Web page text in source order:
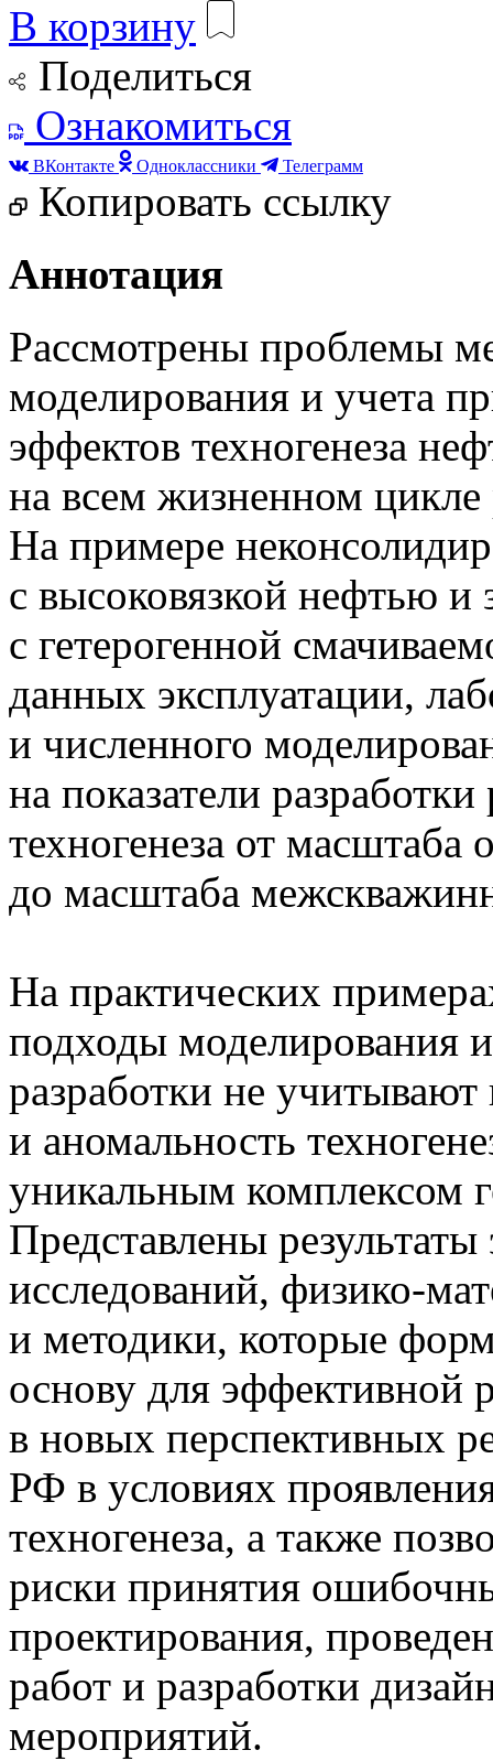
В корзину
Поделиться
Ознакомиться
ВКонтакте Одноклассники Телеграмм
Копировать ссылку
Аннотация
Рассмотрены проблемы
моделирования и учета
эффектов техногенеза
на всем жизненном
На примере
с высоковязкой нефтью и
с гетерогенной
данных эксплуатации,
и численного
на показатели
техногенеза от
до масштаба
На практических
подходы моделирования
разработки не
и аномальность
уникальным комплексом
Представлены
исследований, физико-
и методики, которые
основу для эффективной
в новых перспективных
РФ в условиях
техногенеза, а также
риски принятия
проектирования,
работ и разработки
мероприятий.